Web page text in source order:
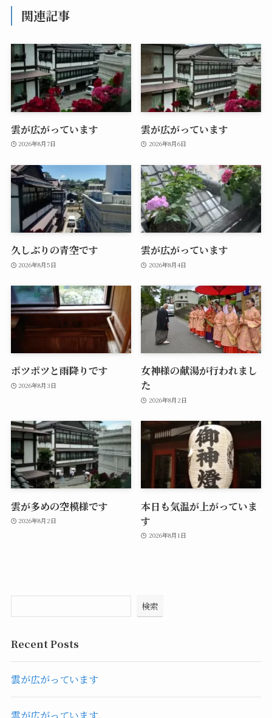
関連記事
雲が広がっています
2026年8月7日
雲が広がっています
2026年8月6日
久しぶりの青空です
2026年8月5日
雲が広がっています
2026年8月4日
ポツポツと雨降りです
2026年8月3日
女神様の献湯が行われまし
た
2026年8月2日
雲が多めの空模様です
2026年8月2日
本日も気温が上がっていま
す
2026年8月1日
検索
Recent Posts
雲が広がっています
雲が広がっています